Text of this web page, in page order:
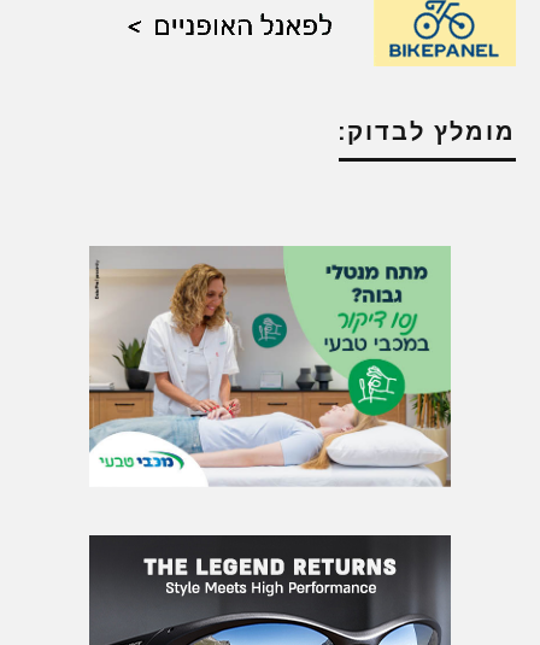
מומלץ לבדוק: